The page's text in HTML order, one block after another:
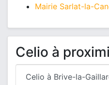
Mairie Sarlat-la-
Celio à
Celio à Brive-la-